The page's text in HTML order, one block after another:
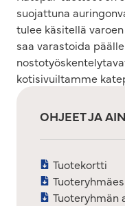
OHJEET JA
Tuotekortti
Tuoteryhmän
suojattuna
tulee käsitellä
saa varastoida
kotisivuiltamme